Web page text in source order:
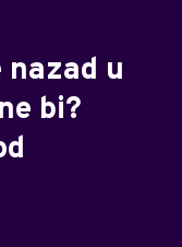
nazad u
bi?